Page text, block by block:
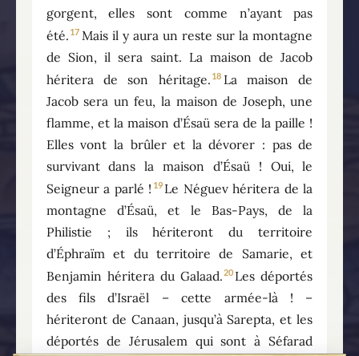
gorgent, elles sont comme n’ayant pas
été. 17 Mais il y aura un reste sur la montagne
de Sion, il sera saint. La maison de Jacob
héritera de son héritage. 18 La maison de
Jacob sera un feu, la maison de Joseph, une
flamme, et la maison d’Ésaü sera de la paille !
Elles vont la brûler et la dévorer : pas de
survivant dans la maison d’Ésaü ! Oui, le
Seigneur a parlé ! 19 Le Néguev héritera de la
montagne d’Ésaü, et le Bas-Pays, de la
Philistie ; ils hériteront du territoire
d’Éphraïm et du territoire de Samarie, et
Benjamin héritera du Galaad.20 Les déportés
des fils d’Israël – cette armée-là ! –
hériteront de Canaan, jusqu’à Sarepta, et les
déportés de Jérusalem qui sont à Séfarad